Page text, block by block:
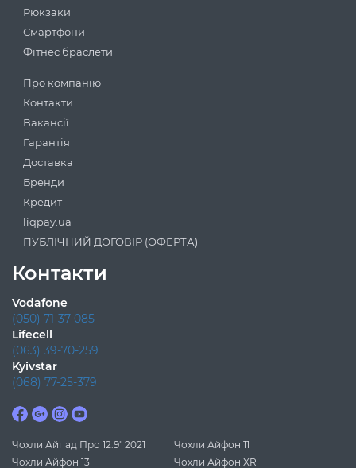
Рюкзаки
Смартфони
Фітнес браслети
Про компанію
Контакти
Вакансії
Гарантія
Доставка
Бренди
Кредит
liqpay.ua
ПУБЛІЧНИЙ ДОГОВІР (ОФЕРТА)
Контакти
Vodafone
(050) 71-37-085
Lifecell
(063) 39-70-259
Kyivstar
(068) 77-25-379
Чохли Айпад Про 12.9" 2021
Чохли Айфон 11
Чохли Айфон 13
Чохли Айфон XR